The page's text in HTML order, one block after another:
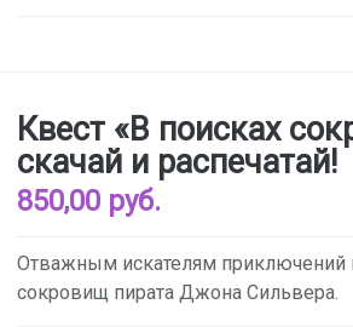
Квест «В поисках
скачай и распечатай!
850,00 руб.
Отважным искателям приключений
сокровищ пирата Джона Сильвера.